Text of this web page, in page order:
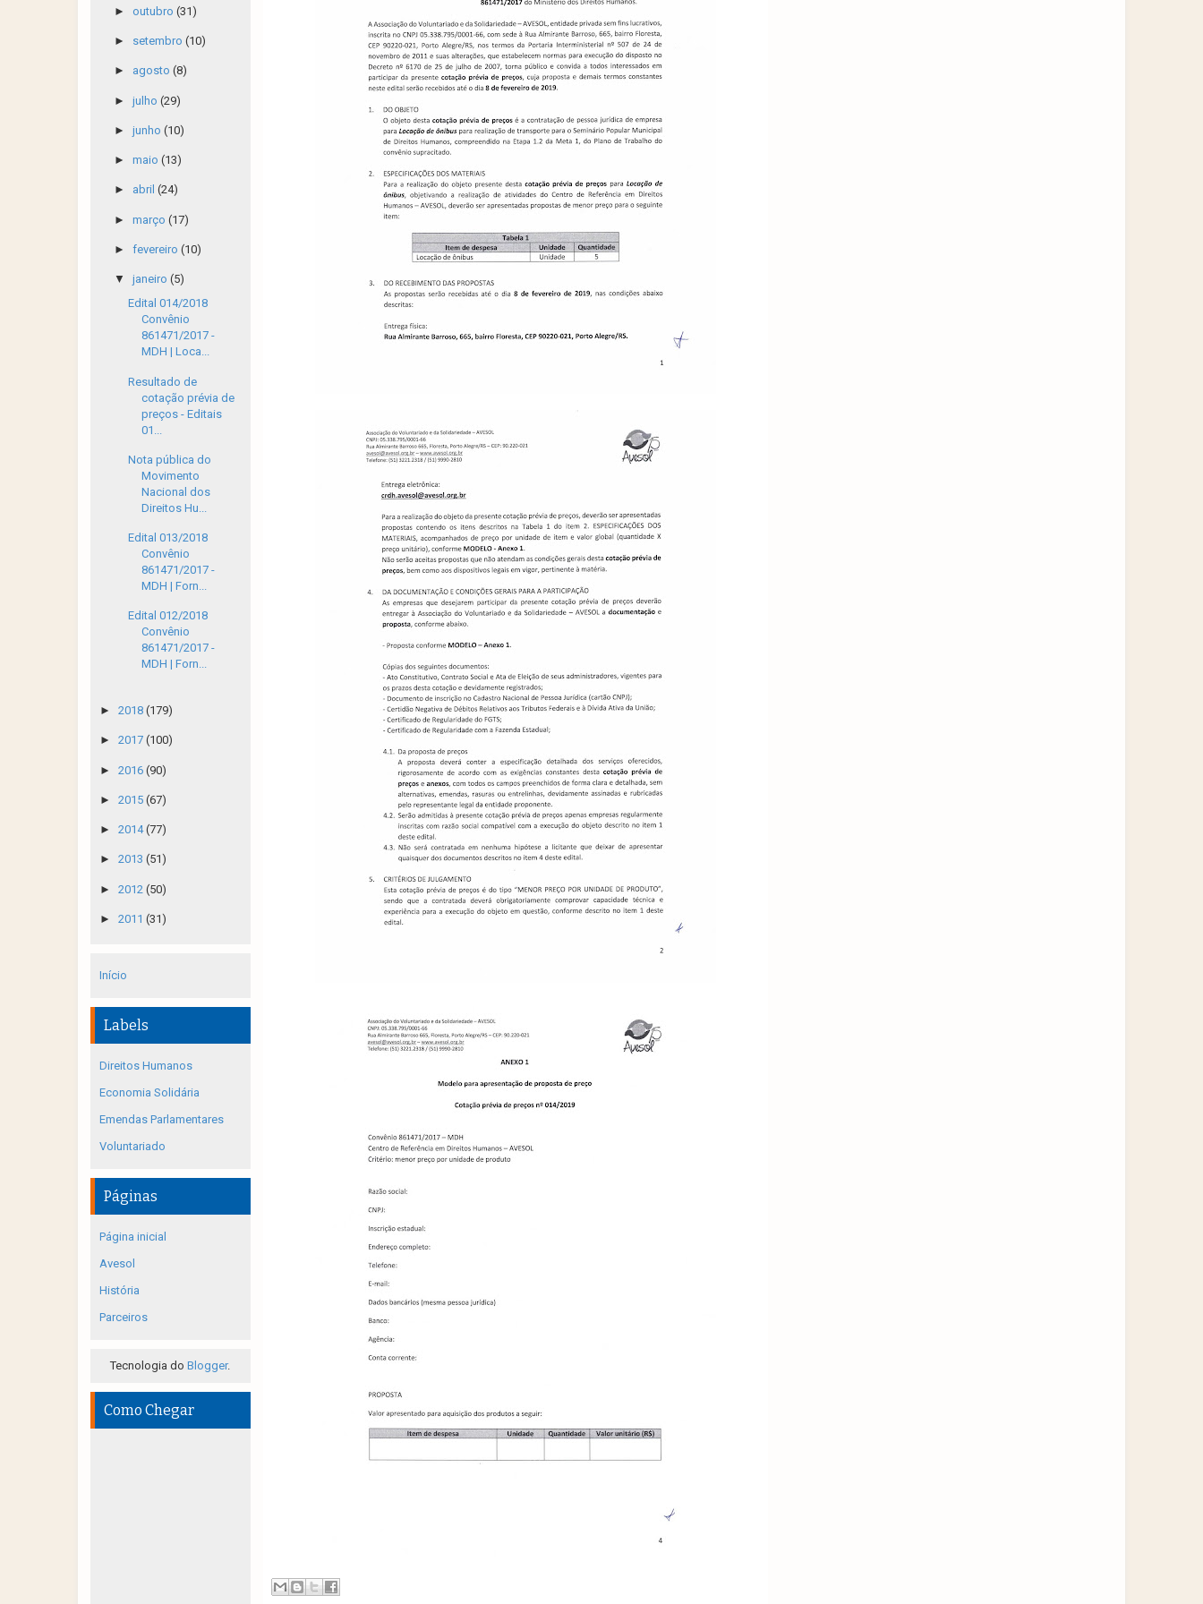
► outubro (31)
► setembro (10)
► agosto (8)
► julho (29)
► junho (10)
► maio (13)
► abril (24)
► março (17)
► fevereiro (10)
▼ janeiro (5)
Edital 014/2018
Convênio
861471/2017 -
MDH | Loca...
Resultado de
cotação prévia de
preços - Editais
01...
Nota pública do
Movimento
Nacional dos
Direitos Hu...
Edital 013/2018
Convênio
861471/2017 -
MDH | Forn...
Edital 012/2018
Convênio
861471/2017 -
MDH | Forn...
► 2018 (179)
► 2017 (100)
► 2016 (90)
► 2015 (67)
► 2014(77)
► 2013 (51)
► 2012 (50)
► 2011 (31)
Início
Labels
Direitos Humanos
Economia Solidária
Emendas Parlamentares
Voluntariado
Páginas
Página inicial
Avesol
História
Parceiros
Tecnologia doBlogger.
Como Chegar